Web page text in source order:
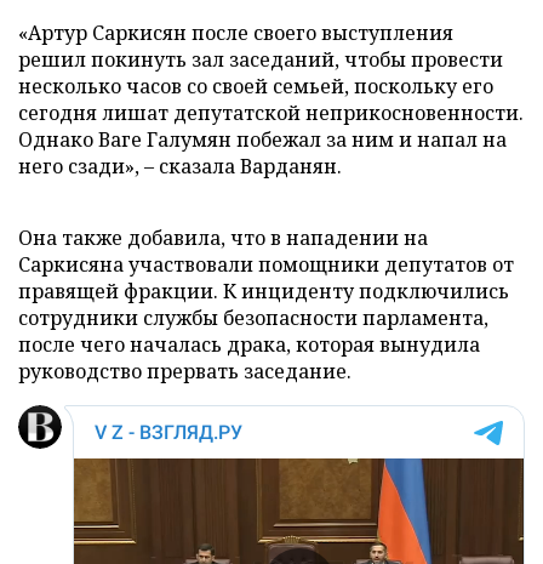
«Артур Саркисян после своего выступления
решил покинуть зал заседаний, чтобы провести
несколько часов со своей семьей, поскольку его
сегодня лишат депутатской неприкосновенности.
Однако Ваге Галумян побежал за ним и напал на
него сзади», – сказала Варданян.
Она также добавила, что в нападении на
Саркисяна участвовали помощники депутатов от
правящей фракции. К инциденту подключились
сотрудники службы безопасности парламента,
после чего началась драка, которая вынудила
руководство прервать заседание.